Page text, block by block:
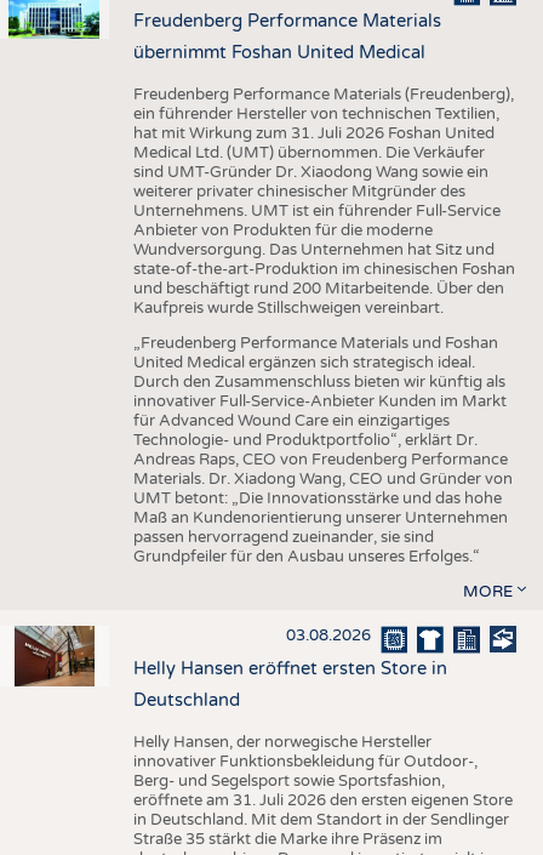
Freudenberg Performance Materials
übernimmt Foshan United Medical
Freudenberg Performance Materials (Freudenberg),
ein führender Hersteller von technischen Textilien,
hat mit Wirkung zum 31. Juli 2026 Foshan United
Medical Ltd. (UMT) übernommen. Die Verkäufer
sind UMT-Gründer Dr. Xiaodong Wang sowie ein
weiterer privater chinesischer Mitgründer des
Unternehmens. UMT ist ein führender Full-Service
Anbieter von Produkten für die moderne
Wundversorgung. Das Unternehmen hat Sitz und
state-of-the-art-Produktion im chinesischen Foshan
und beschäftigt rund 200 Mitarbeitende. Über den
Kaufpreis wurde Stillschweigen vereinbart.
„Freudenberg Performance Materials und Foshan
United Medical ergänzen sich strategisch ideal.
Durch den Zusammenschluss bieten wir künftig als
innovativer Full-Service-Anbieter Kunden im Markt
für Advanced Wound Care ein einzigartiges
Technologie- und Produktportfolio“, erklärt Dr.
Andreas Raps, CEO von Freudenberg Performance
Materials. Dr. Xiadong Wang, CEO und Gründer von
UMT betont: „Die Innovationsstärke und das hohe
Maß an Kundenorientierung unserer Unternehmen
passen hervorragend zueinander, sie sind
Grundpfeiler für den Ausbau unseres Erfolges.“
MORE
03.08.2026
Helly Hansen eröffnet ersten Store in
Deutschland
Helly Hansen, der norwegische Hersteller
innovativer Funktionsbekleidung für Outdoor-,
Berg- und Segelsport sowie Sportsfashion,
eröffnete am 31. Juli 2026 den ersten eigenen Store
in Deutschland. Mit dem Standort in der Sendlinger
Straße 35 stärkt die Marke ihre Präsenz im